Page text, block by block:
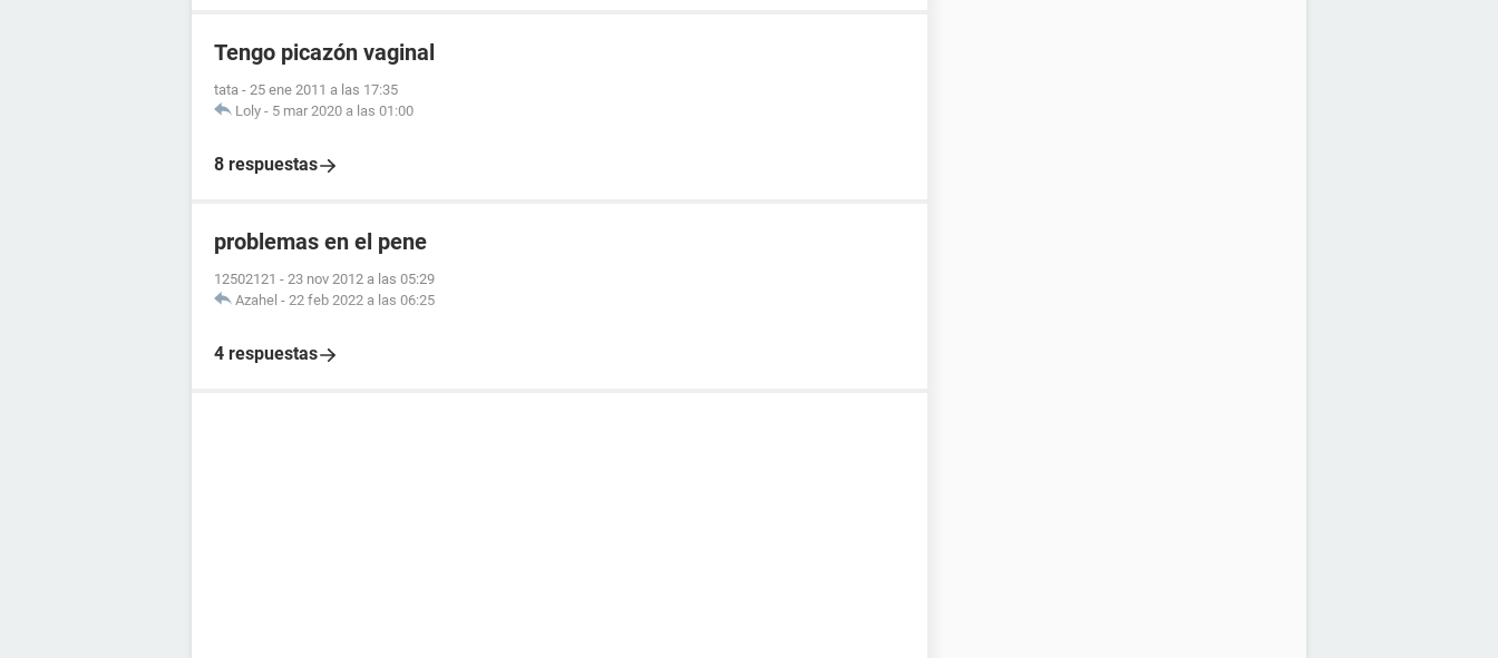
Tengo picazón vaginal
tata - 25 ene 2011 a las 17:35
Loly - 5 mar 2020 a las 01:00
8 respuestas
problemas en el pene
12502121 - 23 nov 2012 a las 05:29
Azahel - 22 feb 2022 a las 06:25
4 respuestas